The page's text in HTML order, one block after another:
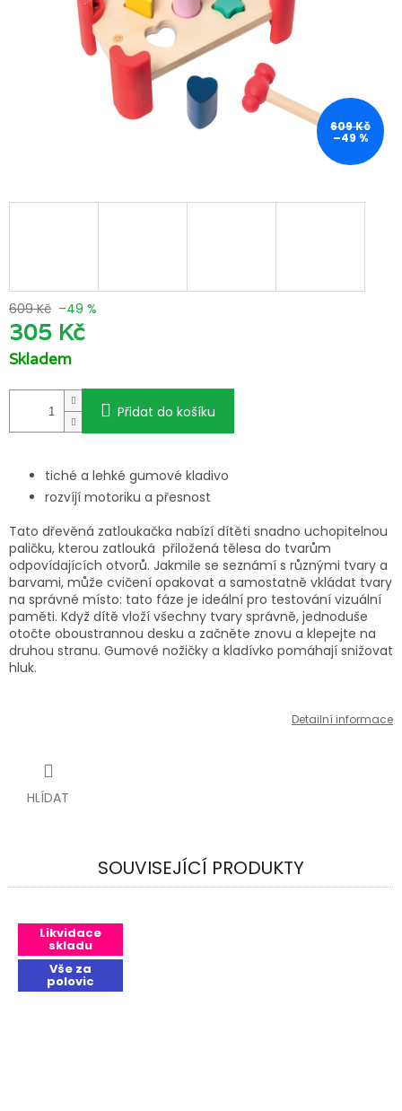
609 Kč
–49 %
609 Kč –49 %
305 Kč
Skladem
Přidat do košíku
tiché a lehké gumové kladivo
rozvíjí motoriku a přesnost
Tato dřevěná zatloukačka nabízí dítěti snadno uchopitelnou
paličku, kterou zatlouká přiložená tělesa do tvarům
odpovídajících otvorů. Jakmile se seznámí s různými tvary a
barvami, může cvičení opakovat a samostatně vkládat tvary
na správné místo: tato fáze je ideální pro testování vizuální
paměti. Když dítě vloží všechny tvary správně, jednoduše
otočte oboustrannou desku a začněte znovu a klepejte na
druhou stranu. Gumové nožičky a kladívko pomáhají snižovat
hluk.
Detailní informace
HLÍDAT
SOUVISEJÍCÍ PRODUKTY
Likvidace
skladu
Vše za
polovic